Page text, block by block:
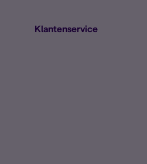
Klantenservice